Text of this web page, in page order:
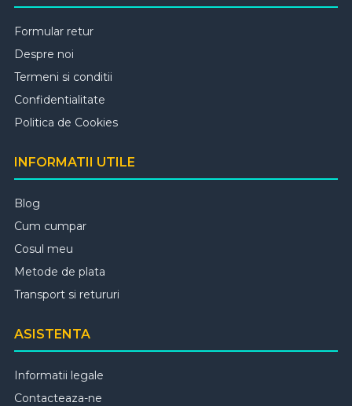
Formular retur
Despre noi
Termeni si conditii
Confidentialitate
Politica de Cookies
INFORMATII UTILE
Blog
Cum cumpar
Cosul meu
Metode de plata
Transport si retururi
ASISTENTA
Informatii legale
Contacteaza-ne